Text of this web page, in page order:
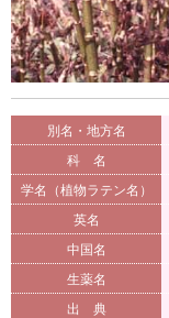
別名・地方名
科 名
学名（植物ラテン名）
英名
中国名
生薬名
出 典